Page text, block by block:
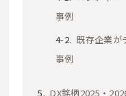
事例
既存企業が
事例
DX銘柄2025・